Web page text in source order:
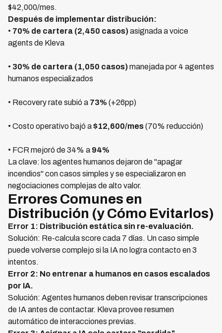
$42,000/mes.
Después de implementar distribución:
• 70% de cartera (2,450 casos)asignada a voice
agents de Kleva
• 30% de cartera (1,050 casos)manejada por 4 agentes
humanos especializados
• Recovery rate subió a 73% (+26pp)
• Costo operativo bajó a$12,600/mes(70% reducción)
• FCR mejoró de 34% a 94%
La clave: los agentes humanos dejaron de "apagar
incendios" con casos simples y se especializaron en
negociaciones complejas de alto valor.
Errores Comunes en
Distribución (y Cómo Evitarlos)
Error 1: Distribución estática sin re-evaluación.
Solución: Re-calcula score cada 7 días. Un caso simple
puede volverse complejo si la IA no logra contacto en 3
intentos.
Error 2: No entrenar a humanos en casos escalados
por IA.
Solución: Agentes humanos deben revisar transcripciones
de IA antes de contactar. Kleva provee resumen
automático de interacciones previas.